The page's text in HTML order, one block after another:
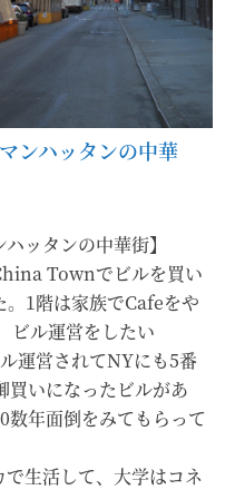
ンハッタンの中華
ッタンの中華街】
Townでビルを買い
1階は家族でCafeをや
ビル運営をしたい
運営されてNYにも5番
買いになったビルがあ
数年面倒をみてもらって
生活して、大学はコネ